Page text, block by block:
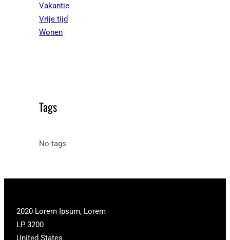
Vakantie
Vrije tijd
Wonen
Tags
No tags
2020 Lorem Ipsum, Lorem
LP 3200
United States